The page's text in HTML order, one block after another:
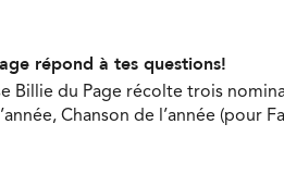
répond à tes questions!
Billie du Page récolte trois
Chanson de l’année (pour